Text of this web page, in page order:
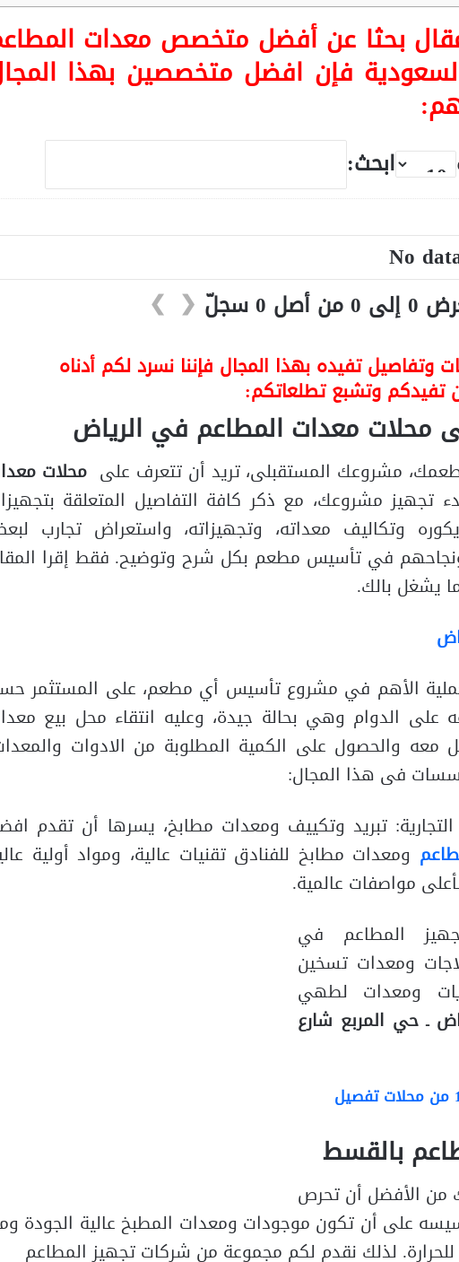
بحثا عن أفضل متخصص معدات
فإن افضل متخصصين بهذا
ابحث:
No
من أصل 0 سجلّ
❮
❯
وتفاصيل تفيده بهذا المجال فإننا نسرد لكم أدناه
تفيدكم وتشبع تطلعاتكم:
محلات معدات المطاعم في الرياض
مشروعك المستقبلى، تريد أن تتعرف علىمحلات
تجهيز مشروعك، مع ذكر كافة التفاصيل المتعلقة
وتكاليف معداته، وتجهيزاته، واستعراض تجارب
ونجاحهم في تأسيس مطعم بكل شرح وتوضيح. فقط إقرا
يشغل بالك.
الأهم في مشروع تأسيس أي مطعم، على المستثمر
على الدوام وهي بحالة جيدة، وعليه انتقاء محل بيع
معه والحصول على الكمية المطلوبة من الادوات
فى هذا المجال:
تبريد وتكييف ومعدات مطابخ، يسرها أن تقدم
ومعدات مطابخ للفنادق تقنيات عالية، ومواد أولية
مواصفات عالمية.
المطاعم في
ومعدات تسخين
ومعدات لطهي
ـ حي المربع شارع
أشهر 13 من محلات تفصيل
بالقسط
من الأفضل أن تحرص
على أن تكون موجودات ومعدات المطبخ عالية الجودة
لذلك نقدم لكم مجموعة من شركات تجهيز المطاعم